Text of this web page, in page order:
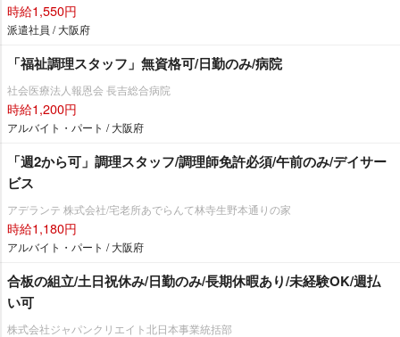
時給1,550円
派遣社員 / 大阪府
「福祉調理スタッフ」無資格可/日勤のみ/病院
社会医療法人報恩会 長吉総合病院
時給1,200円
アルバイト・パート / 大阪府
「週2から可」調理スタッフ/調理師免許必須/午前のみ/デイサー
ビス
アデランテ 株式会社/宅老所あでらんて林寺生野本通りの家
時給1,180円
アルバイト・パート / 大阪府
合板の組立/土日祝休み/日勤のみ/長期休暇あり/未経験OK/週払
い可
株式会社ジャパンクリエイト北日本事業統括部